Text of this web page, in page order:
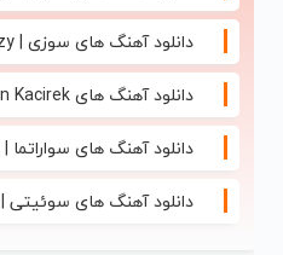
دانلود آهنگ های سوزی | Suzy
دانلود آهنگ های Sven Kacirek | Sven Kacirek
دانلود آهنگ های سواراتما | Swarathma
دانلود آهنگ های سوئیتی | Sweety